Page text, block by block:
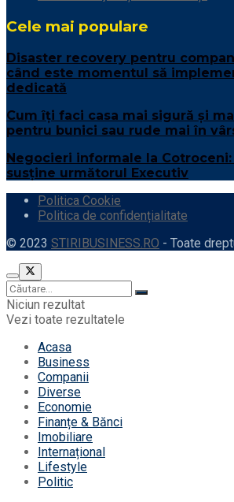
Cele mai populare
Disaster recovery pentru
când este momentul să
dedicată
Cum îți faci casa mai sigură și
pentru bunici sau rude mai în
Negocieri informale la
susține următorul Executiv
Politica Cookie
Politica de confidențialitate
© 2023 STIRIBUSINESS.RO - Toate
Niciun rezultat
Vezi toate rezultatele
Acasa
Business
Companii
Diverse
Economie
Finanțe & Bănci
Imobiliare
Internațional
Lifestyle
Politic